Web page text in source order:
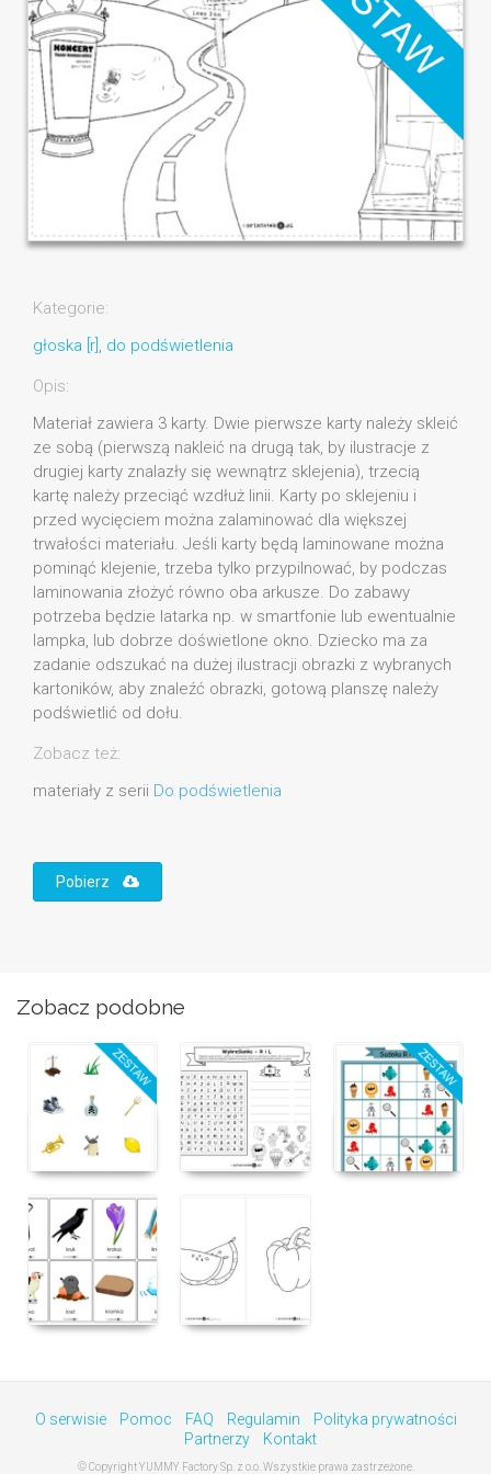
Kategorie:
głoska [r] , do podświetlenia
Opis:
Materiał zawiera 3 karty. Dwie pierwsze karty należy skleić
ze sobą (pierwszą nakleić na drugą tak, by ilustracje z
drugiej karty znalazły się wewnątrz sklejenia), trzecią
kartę należy przeciąć wzdłuż linii. Karty po sklejeniu i
przed wycięciem można zalaminować dla większej
trwałości materiału. Jeśli karty będą laminowane można
pominąć klejenie, trzeba tylko przypilnować, by podczas
laminowania złożyć równo oba arkusze. Do zabawy
potrzeba będzie latarka np. w smartfonie lub ewentualnie
lampka, lub dobrze doświetlone okno. Dziecko ma za
zadanie odszukać na dużej ilustracji obrazki z wybranych
kartoników, aby znaleźć obrazki, gotową planszę należy
podświetlić od dołu.
Zobacz też:
materiały z serii Do podświetlenia
Pobierz
Zobacz podobne
O serwisie Pomoc FAQ Regulamin
Polityka prywatności
Partnerzy
Kontakt
© Copyright YUMMY Factory Sp. z o.o. Wszystkie prawa zastrzeżone.